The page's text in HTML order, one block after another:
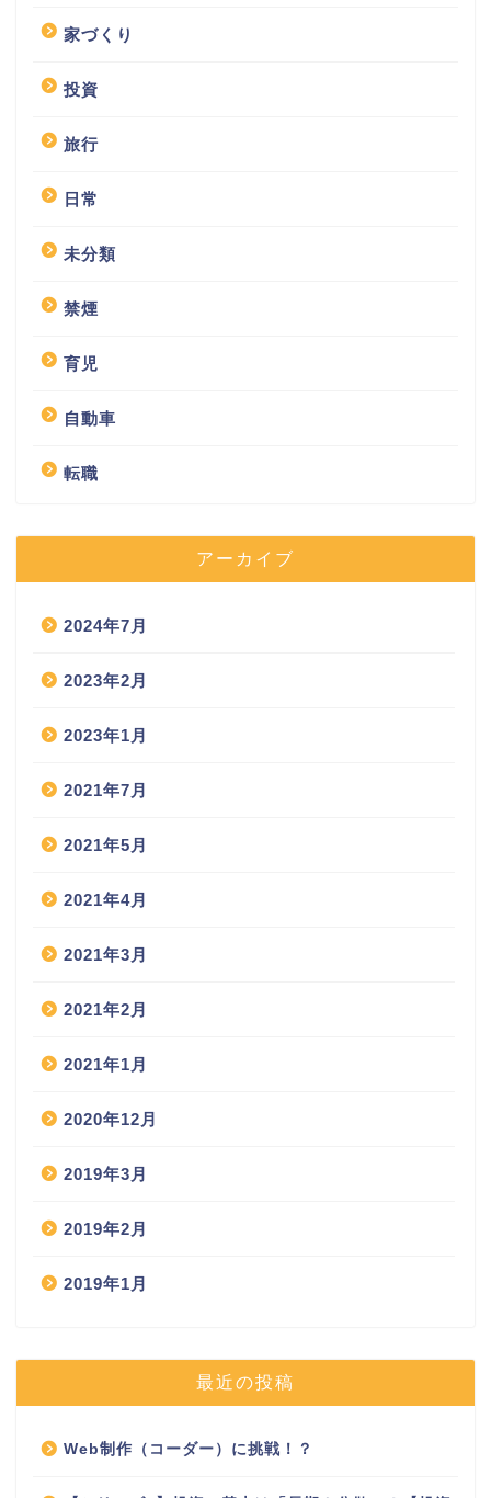
家づくり
投資
旅行
日常
未分類
禁煙
育児
自動車
転職
アーカイブ
2024年7月
2023年2月
2023年1月
2021年7月
2021年5月
2021年4月
2021年3月
2021年2月
2021年1月
2020年12月
2019年3月
2019年2月
2019年1月
最近の投稿
Web制作（コーダー）に挑戦！？